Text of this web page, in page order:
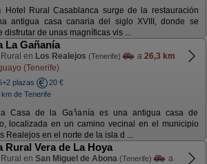
Hotel Rural Casablanca surge de la restauración
antigua casa canaria del siglo XVIII, donde se
disfrutar de unas magníficas vis ...
La Gañanía
en Los Realejos (Tenerife) a 26,3 km
(Tenerife)
plazas
20 €
km de Tenerife
Casa de la Gañanía es una antigua casa de
localizada en un camino vecinal en el municipio
Realejos en el norte de la isla d ...
Rural Vera de La Hoya
en San Miguel de Abona (Tenerife)
a